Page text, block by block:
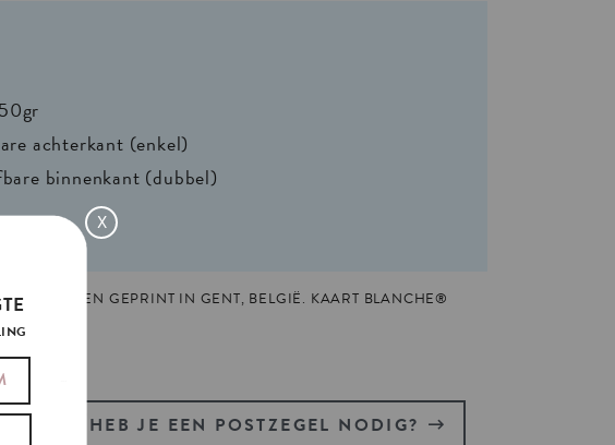
achterkant (enkel)
binnenkant (dubbel)
GEMAAKT EN GEPRINT IN GENT, BELGIË. KAART BLANCHE®
HEB JE EEN POSTZEGEL NODIG?
X